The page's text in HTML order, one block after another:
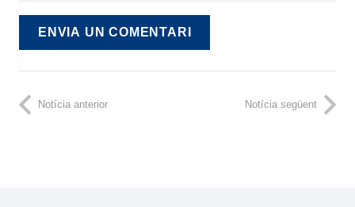
ENVIA UN COMENTARI
Notícia anterior Notícia següent